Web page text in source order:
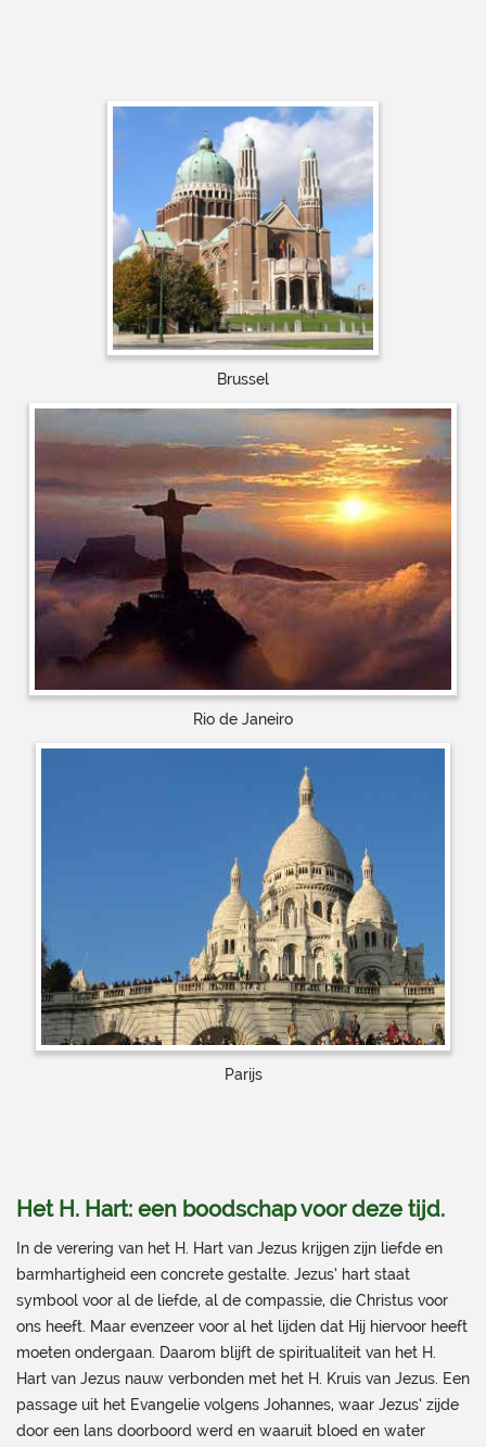
Brussel
Rio de Janeiro
Parijs
Het H. Hart: een boodschap voor deze tijd.
In de verering van het H. Hart van Jezus krijgen zijn liefde en
barmhartigheid een concrete gestalte. Jezus’ hart staat
symbool voor al de liefde, al de compassie, die Christus voor
ons heeft. Maar evenzeer voor al het lijden dat Hij hiervoor heeft
moeten ondergaan. Daarom blijft de spiritualiteit van het H.
Hart van Jezus nauw verbonden met het H. Kruis van Jezus. Een
passage uit het Evangelie volgens Johannes, waar Jezus’ zijde
door een lans doorboord werd en waaruit bloed en water